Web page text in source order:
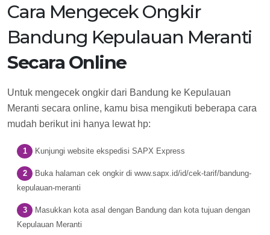
Cara Mengecek Ongkir
Bandung Kepulauan Meranti
Secara Online
Untuk mengecek ongkir dari Bandung ke Kepulauan
Meranti secara online, kamu bisa mengikuti beberapa cara
mudah berikut ini hanya lewat hp:
Kunjungi website ekspedisi SAPX Express
Buka halaman cek ongkir di www.sapx.id/id/cek-tarif/bandung-
kepulauan-meranti
Masukkan kota asal dengan Bandung dan kota tujuan dengan
Kepulauan Meranti